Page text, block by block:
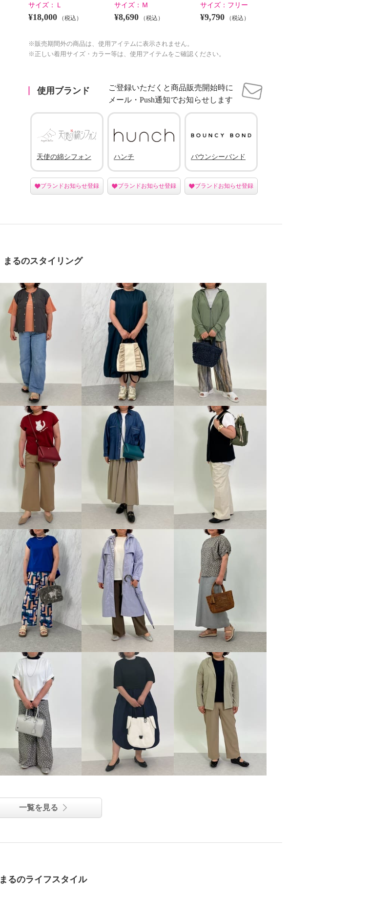
サイズ：
Ｌ
¥18,000 （税込）
サイズ： Ｍ
¥8,690 （税込）
サイズ： フリー
¥9,790 （税込）
※販売期間外の商品は、使用アイテムに表示されません。
※正しい着用サイズ・カラー等は、使用アイテムをご確認ください。
使用ブランド
ご登録いただくと商品販売開始時に
メール・Push通知でお知らせします
天使の綿シフォン
ブランドお知らせ登録
ハンチ
ブランドお知らせ登録
バウンシーバンド
ブランドお知らせ登録
まるのスタイリング
一覧を見る
まるのライフスタイル